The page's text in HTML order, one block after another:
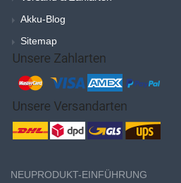
Akku-Blog
Sitemap
NEUPRODUKT-EINFÜHRUNG